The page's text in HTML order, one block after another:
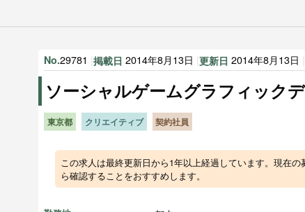
No.29781 |掲載日 2014年8月13日 |更新日 2014年8月13日
ソーシャルゲームグラフィック
東京都 クリエイティブ 契約社員
この求人は最終更新日から1年以上経過しています。現在
ら確認することをおすすめします。